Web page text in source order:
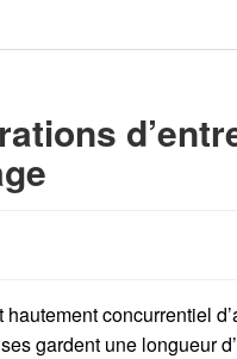
concurrentiel
gardent une longueur